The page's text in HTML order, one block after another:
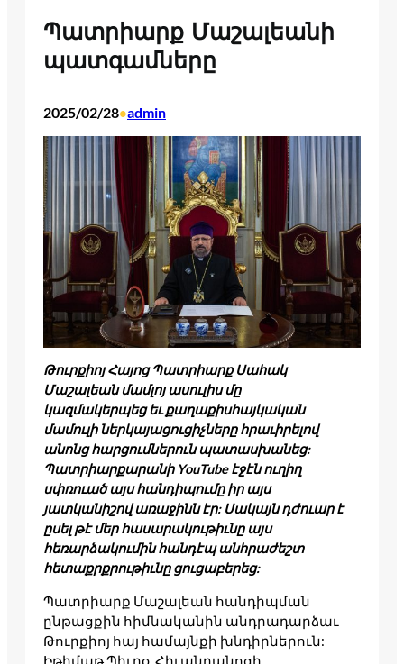
Պատրիարք Մաշալեանի
պատգամները
2025/02/28•admin
Թուրքիոյ Հայոց Պատրիարք Սահակ
Մաշալեան մամլոյ ասուլիս մը
կազմակերպեց եւ քաղաքիսհայկական
մամուլի ներկայացուցիչները հրաւիրելով
անոնց հարցումներուն պատասխանեց:
Պատրիարքարանի YouTube էջէն ուղիղ
սփռուած այս հանդիպումը իր այս
յատկանիշով առաջինն էր: Սակայն դժուար է
ըսել թէ մեր հասարակութիւնը այս
հեռարձակումին հանդէպ անհրաժեշտ
հետաքրքրութիւնը ցուցաբերեց:
Պատրիարք Մաշալեան հանդիպման
ընթացքին հիմնականին անդրադարձաւ
Թուրքիոյ հայ համայնքի խնդիրներուն:
Իթիմաթ Պիւրօ, Հիւանդանոցի